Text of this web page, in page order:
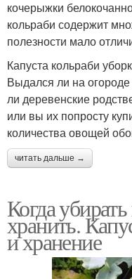
кочерыжки
кольраби содержит
полезности мало
Капуста кольраби
Выдался ли на
ли деревенские
или вы их попросту
количества овощей
читать дальше →
Когда
хранить.
и хранение